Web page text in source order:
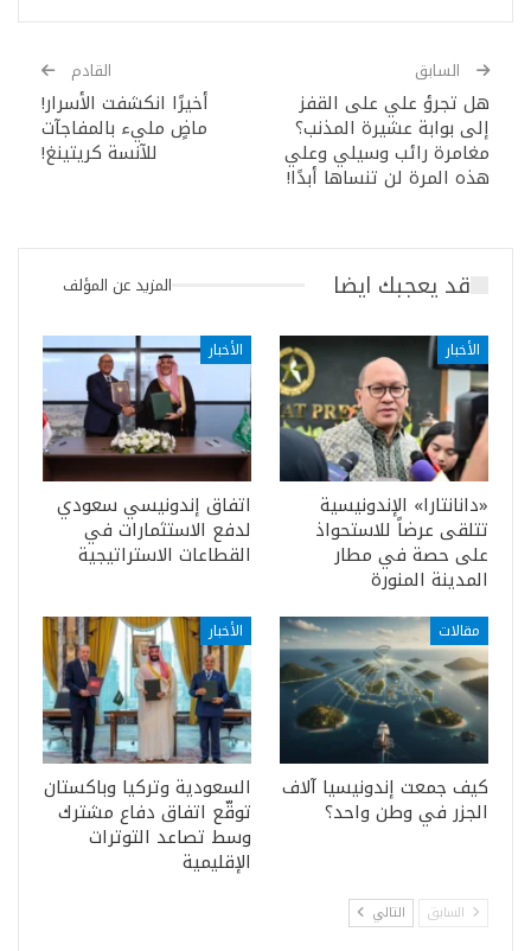
السابق
هل تجرؤ علي على القفز
إلى بوابة عشيرة المذنب؟
مغامرة رائب وسيلي وعلي
هذه المرة لن تنساها أبدًا!
القادم
أخيرًا انكشفت الأسرار!
ماضٍ مليء بالمفاجآت
للآنسة كريتينغ!
قد يعجبك ايضا المزيد عن المؤلف
الأخبار
«دانانتارا» الإندونيسية
تتلقى عرضاً للاستحواذ
على حصة في مطار
المدينة المنورة
الأخبار
اتفاق إندونيسي سعودي
لدفع الاستثمارات في
القطاعات الاستراتيجية
مقالات
كيف جمعت إندونيسيا آلاف
الجزر في وطن واحد؟
الأخبار
السعودية وتركيا وباكستان
توقّع اتفاق دفاع مشترك
وسط تصاعد التوترات
الإقليمية
السابق التالي